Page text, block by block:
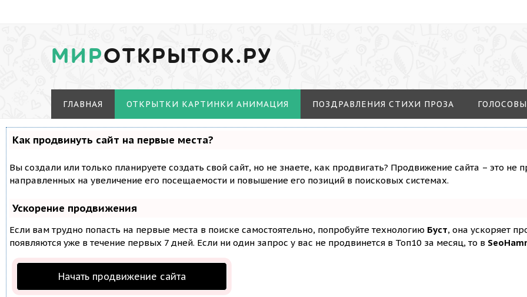
МИРОТКРЫТОК.РУ
ГЛАВНАЯ ОТКРЫТКИ КАРТИНКИ АНИМАЦИЯ ПОЗДРАВЛЕНИЯ СТИХИ ПРОЗА
Как продвинуть сайт на первые места?
Вы создали или только планируете создать свой сайт, но не знаете, как продвигать? Продвижение сайта – это
направленных на увеличение его посещаемости и повышение его позиций в поисковых системах.
Ускорение продвижения
Если вам трудно попасть на первые места в поиске самостоятельно, попробуйте технологию Буст, она ускоряет
появляются уже в течение первых 7 дней. Если ни один запрос у вас не продвинется в Топ10 за месяц, то в
Начать продвижение сайта